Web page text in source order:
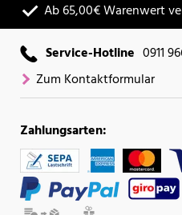
Ab 65,00€ Warenwert
Service-Hotline 0911
Zum Kontaktformular
Zahlungsarten: